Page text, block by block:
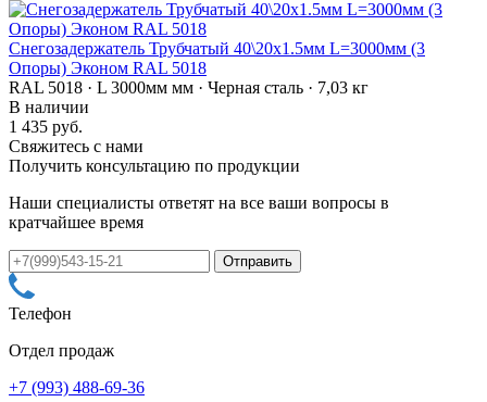
Снегозадержатель Трубчатый 40\20х1.5мм L=3000мм (3
Опоры) Эконом RAL 5018
RAL 5018 · L 3000мм мм · Черная сталь · 7,03 кг
В наличии
1 435 руб.
Свяжитесь с нами
Получить консультацию по продукции
Наши специалисты ответят на все ваши вопросы в
кратчайшее время
Телефон
Отдел продаж
+7 (993) 488-69-36